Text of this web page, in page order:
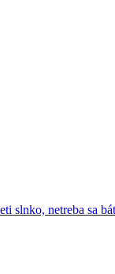
slnko, netreba sa